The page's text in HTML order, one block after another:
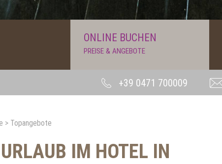
ONLINE BUCHEN
PREISE & ANGEBOTE
+39 0471 700009
> Topangebote
IM HOTEL IN